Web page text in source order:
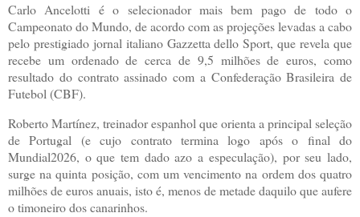
Carlo Ancelotti é o selecionador mais bem pago de todo o
Campeonato do Mundo, de acordo com as projeções levadas a cabo
pelo prestigiado jornal italiano Gazzetta dello Sport, que revela que
recebe um ordenado de cerca de 9,5 milhões de euros, como
resultado do contrato assinado com a Confederação Brasileira de
Futebol (CBF).
Roberto Martínez, treinador espanhol que orienta a principal seleção
de Portugal (e cujo contrato termina logo após o final do
Mundial2026, o que tem dado azo a especulação), por seu lado,
surge na quinta posição, com um vencimento na ordem dos quatro
milhões de euros anuais, isto é, menos de metade daquilo que aufere
o timoneiro dos canarinhos.